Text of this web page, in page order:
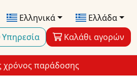
Ελληνικά
Ελλάδα
Υπηρεσία
Καλάθι αγορών
χρόνος παράδοσης